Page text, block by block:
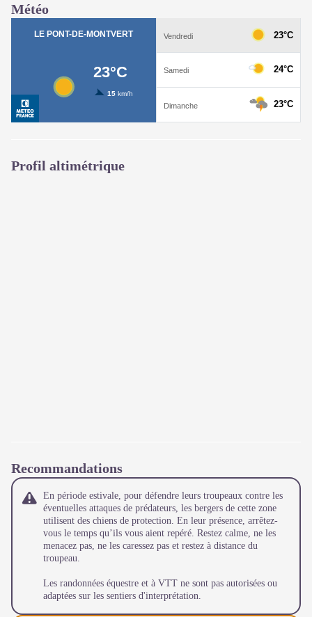
Météo
Profil altimétrique
Recommandations
En période estivale, pour défendre leurs troupeaux contre les
éventuelles attaques de prédateurs, les bergers de cette zone
utilisent des chiens de protection. En leur présence, arrêtez-
vous le temps qu’ils vous aient repéré. Restez calme, ne les
menacez pas, ne les caressez pas et restez à distance du
troupeau.
Les randonnées équestre et à VTT ne sont pas autorisées ou
adaptées sur les sentiers d'interprétation.